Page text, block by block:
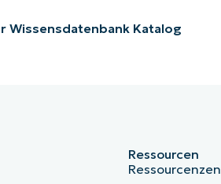
Wissensdatenbank Katalog
Ressourcen